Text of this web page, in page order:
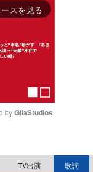
スを見る
by GliaStudios
TV出演 歌詞